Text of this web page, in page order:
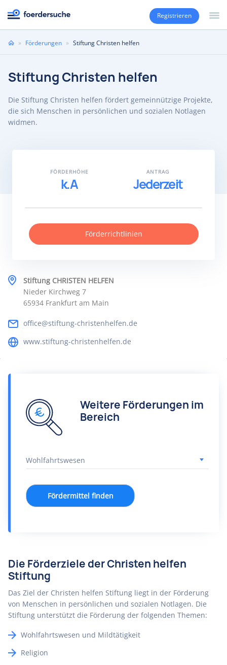
Registrieren
Sie» Förderungen » Stiftung Christen helfen
Stiftung Christen helfen
Die Stiftung Christen helfen fördert gemeinnützige Projekte,
die sich Menschen in persönlichen und sozialen Notlagen
widmen.
Stiftung CHRISTEN HELFEN
Nieder Kirchweg 7
65934 Frankfurt am Main
office@stiftung-christenhelfen.de
www.stiftung-christenhelfen.de
FÖRDERHÖHE
k.A
ANTRAG
Jederzeit
Förderrichtlinien
Weitere Förderungen im
Bereich
Fördermittel finden
Die Förderziele der Christen helfen
Stiftung
Das Ziel der Christen helfen Stiftung liegt in der Förderung
von Menschen in persönlichen und sozialen Notlagen. Die
Stiftung unterstützt die Förderung der folgenden Themen:
Wohlfahrtswesen und Mildtätigkeit
Religion